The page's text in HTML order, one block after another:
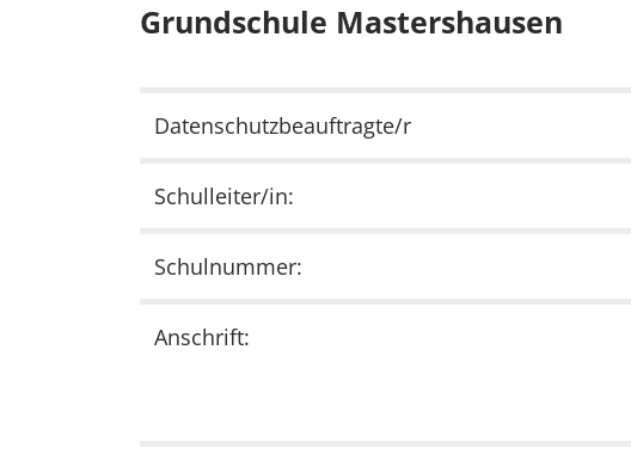
Grundschule Mastershausen
Datenschutzbeauftragte/r
Schulleiter/in:
Schulnummer:
Anschrift: